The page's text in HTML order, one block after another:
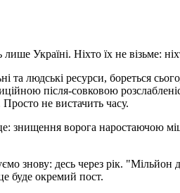
Україні. Ніхто їх не візьме:
людські ресурси, бореться
після-совковою
не вистачить часу.
знищення ворога наростаючою
знову: десь через рік. "Мільйон
буде окремий пост.